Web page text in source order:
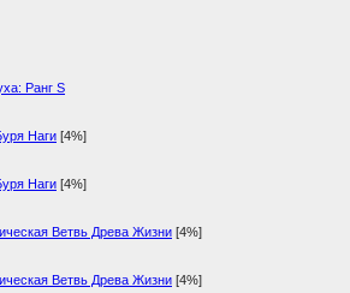
Ранг S
Наги [4%]
Наги [4%]
Ветвь Древа Жизни [4%]
Ветвь Древа Жизни [4%]